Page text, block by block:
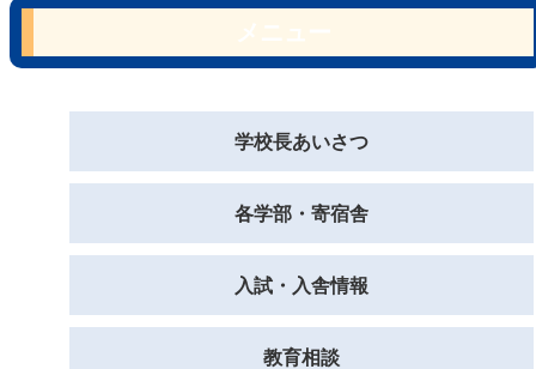
学校長あいさつ
各学部・寄宿舎
入試・入舎情報
教育相談